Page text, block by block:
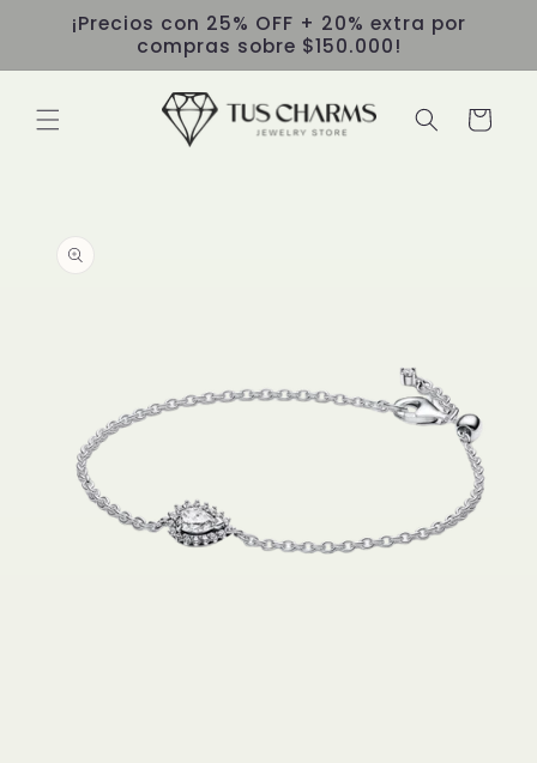
directamente
¡Precios con 25% OFF + 20% extra por
compras sobre $150.000!
Carrito
información